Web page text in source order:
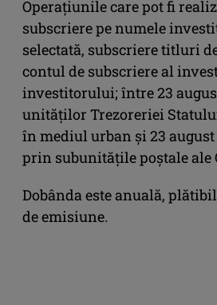
Operaţiunile care pot fi
subscriere pe numele
selectată, subscriere titluri
contul de subscriere al
investitorului; între 23
unităţilor Trezoreriei
în mediul urban şi 23
prin subunităţile poştale ale
Dobânda este anuală,
de emisiune.